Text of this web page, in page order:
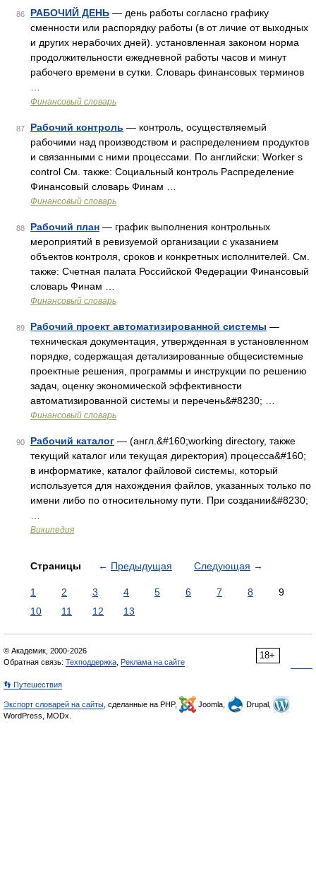
86 РАБОЧИЙ ДЕНЬ — день работы согласно графику
сменности или распорядку работы (в от личие от выходных
и других нерабочих дней). установленная законом норма
продолжительности ежедневной работы часов и минут
рабочего времени в сутки. Словарь финансовых терминов
Финансовый словарь
87 Рабочий контроль — контроль, осуществляемый
рабочими над производством и распределением продуктов
и связанными с ними процессами. По английски: Worker s
control См. также: Социальный контроль Распределение
Финансовый словарь Финам …
Финансовый словарь
88 Рабочий план — график выполнения контрольных
мероприятий в ревизуемой организации с указанием
объектов контроля, сроков и конкретных исполнителей. См.
также: Счетная палата Российской Федерации Финансовый
словарь Финам …
Финансовый словарь
89 Рабочий проект автоматизированной системы —
техническая документация, утвержденная в установленном
порядке, содержащая детализированные общесистемные
проектные решения, программы и инструкции по решению
задач, оценку экономической эффективности
автоматизированной системы и перечень&#8230; …
Финансовый словарь
90 Рабочий каталог — (англ.&#160;working directory, также
текущий каталог или текущая директория) процесса&#160;
в информатике, каталог файловой системы, который
используется для нахождения файлов, указанных только по
имени либо по относительному пути. При создании&#8230;
Википедия
Страницы ← Предыдущая Следующая →
1 2 3 4 5 6 7 8
9
10
11 12 13
18+
© Академик, 2000-2026
Обратная связь: Техподдержка Реклама на сайте
👣 Путешествия
Экспорт словарей на сайты , сделанные на PHP, Joomla,
Drupal,
WordPress, MODx.